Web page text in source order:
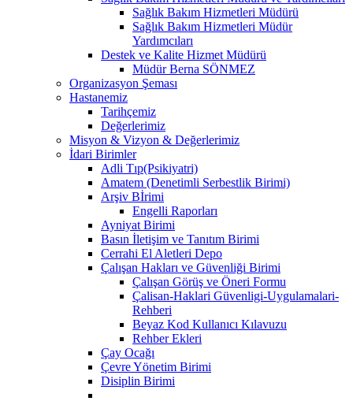
Sağlık Bakım Hizmetleri Müdürü
Sağlık Bakım Hizmetleri Müdür
Yardımcıları
Destek ve Kalite Hizmet Müdürü
Müdür Berna SÖNMEZ
Organizasyon Şeması
Hastanemiz
Tarihçemiz
Değerlerimiz
Misyon & Vizyon & Değerlerimiz
İdari Birimler
Adli Tıp(Psikiyatri)
Amatem (Denetimli Serbestlik Birimi)
Arşiv Bİrimi
Engelli Raporları
Ayniyat Birimi
Basın İletişim ve Tanıtım Birimi
Cerrahi El Aletleri Depo
Çalışan Hakları ve Güvenliği Birimi
Çalışan Görüş ve Öneri Formu
Çalisan-Haklari Güvenligi-Uygulamalari-
Rehberi
Beyaz Kod Kullanıcı Kılavuzu
Rehber Ekleri
Çay Ocağı
Çevre Yönetim Birimi
Disiplin Birimi